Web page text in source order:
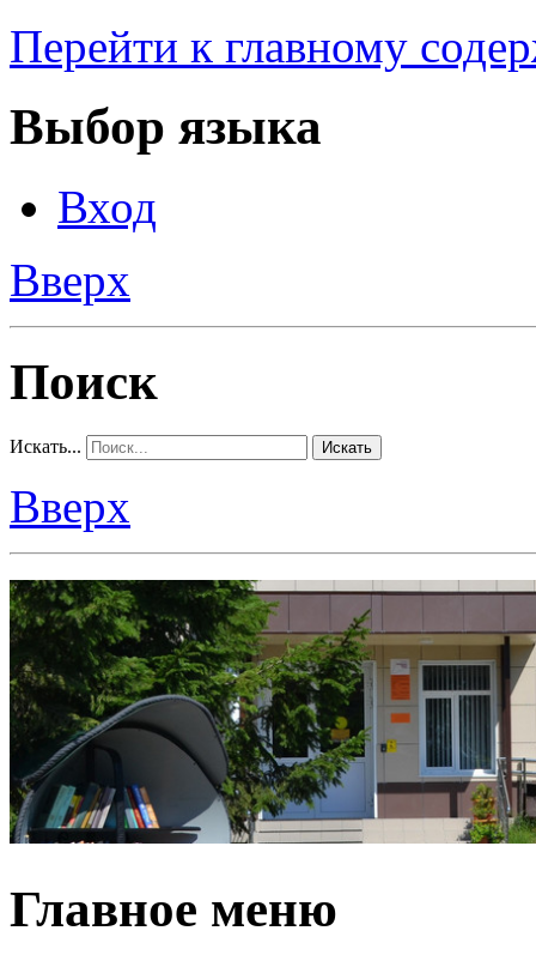
Перейти к главному
Выбор языка
Вход
Вверх
Поиск
Искать... Искать
Вверх
Главное меню